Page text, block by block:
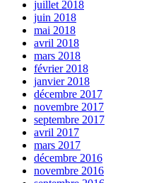
juillet 2018
juin 2018
mai 2018
avril 2018
mars 2018
février 2018
janvier 2018
décembre 2017
novembre 2017
septembre 2017
avril 2017
mars 2017
décembre 2016
novembre 2016